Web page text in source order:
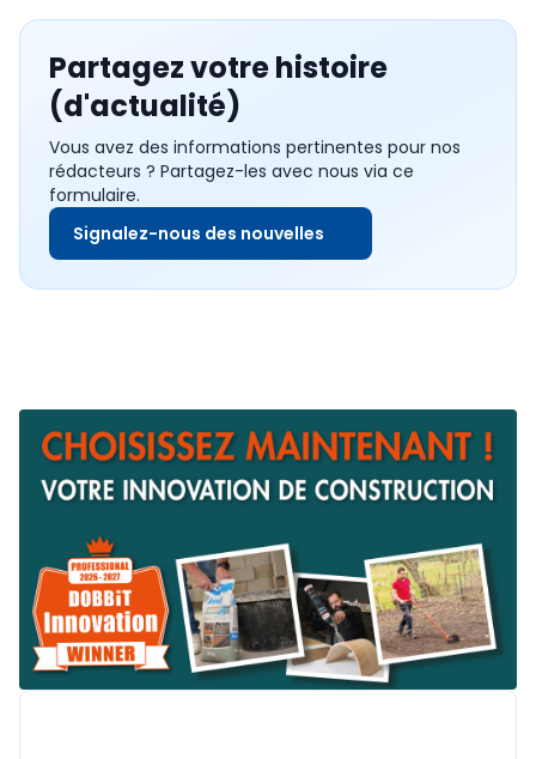
Partagez votre histoire
(d'actualité)
Vous avez des informations pertinentes pour nos
rédacteurs ? Partagez-les avec nous via ce
formulaire.
Signalez-nous des nouvelles